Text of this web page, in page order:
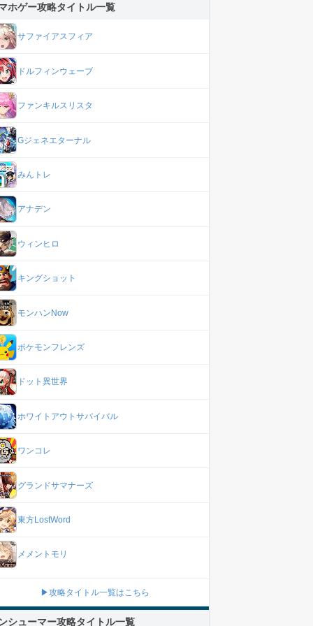
ホゲー攻略タイトル一覧
サファイアスフィア
ドルフィンウェーブ
ファンキルスリスタ
Gジェネエターナル
みんトレ
アナデン
ウィンヒロ
キングショット
モンハンNow
ポケモンフレンズ
ドット異世界
ホワイトアウトサバイバル
ワンコレ
グランドサマナーズ
東方LostWord
メメントモリ
▶攻略タイトル一覧はこちら
シューマー攻略タイトル一覧